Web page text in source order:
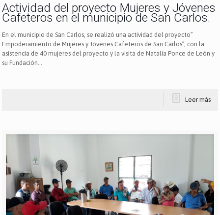
Actividad del proyecto Mujeres y Jóvenes
Cafeteros en el municipio de San Carlos.
En el municipio de San Carlos, se realizó una actividad del proyecto”
Empoderamiento de Mujeres y Jóvenes Cafeteros de San Carlos”, con la
asistencia de 40 mujeres del proyecto y la visita de Natalia Ponce de León y
su Fundación...
Leer más